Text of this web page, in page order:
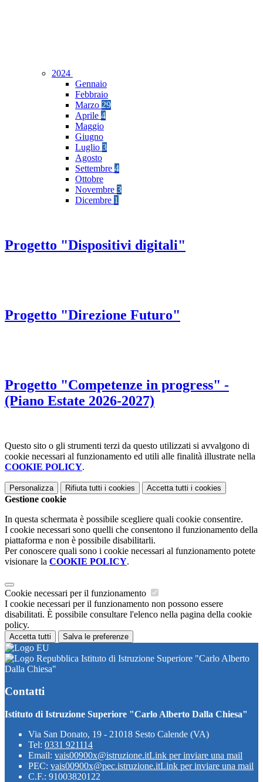
2024
Gennaio
Febbraio
Marzo 29
Aprile 4
Maggio
Giugno
Luglio 3
Agosto
Settembre 4
Ottobre
Novembre 3
Dicembre 1
Progetto "Dispositivi digitali"
Progetto "Direzione Futuro"
Progetto "Competenze in progress" -
(Piano Estate 2026-2027)
Questo sito o gli strumenti terzi da questo utilizzati si avvalgono di
cookie necessari al funzionamento ed utili alle finalità illustrate nella
COOKIE POLICY.
Personalizza Rifiuta tutti i cookies Accetta tutti i cookies
Gestione cookie
In questa schermata è possibile scegliere quali cookie consentire.
I cookie necessari sono quelli che consentono il funzionamento della
piattaforma e non è possibile disabilitarli.
Per conoscere quali sono i cookie necessari al funzionamento potete
visionare la COOKIE POLICY.
Cookie necessari per il funzionamento
I cookie necessari per il funzionamento non possono essere
disabilitati. È possibile consultare l'elenco nella pagina della cookie
policy.
Accetta tutti Salva le preferenze
Istituto di Istruzione Superiore "Carlo Alberto
Dalla Chiesa"
Contatti
Istituto di Istruzione Superiore "Carlo Alberto Dalla Chiesa"
Via San Donato, 19 - 21018 Sesto Calende (VA)
Tel: 0331 921114
Email: vais00900x@istruzione.itLink per inviare una mail
PEC: vais00900x@pec.istruzione.itLink per inviare una mail
C.F.: 91003820122